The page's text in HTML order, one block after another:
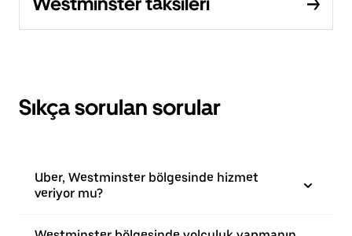
Sıkça sorulan sorular
Uber, Westminster bölgesinde hizmet
veriyor mu?